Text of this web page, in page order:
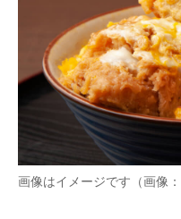
画像はイメージです（画像：